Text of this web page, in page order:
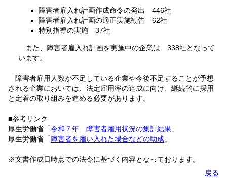
障害者雇入れ計画作成命令の発出 446社
障害者雇入れ計画の適正実施勧告 62社
特別指導の実施 37社
また、障害者雇入れ計画を実施中の企業は、338社となって
います。
障害者雇用人数が不足している企業や今後不足することが予想
される企業においては、法定雇用率の達成に向け、継続的に採用
と定着の取り組みを進める必要があります。
■参考リンク
厚生労働省「令和７年 障害者雇用状況の集計結果 」
厚生労働省「障害者を雇い入れた場合などの助成 」
※文書作成日時点での法令に基づく内容となっております。
戻る